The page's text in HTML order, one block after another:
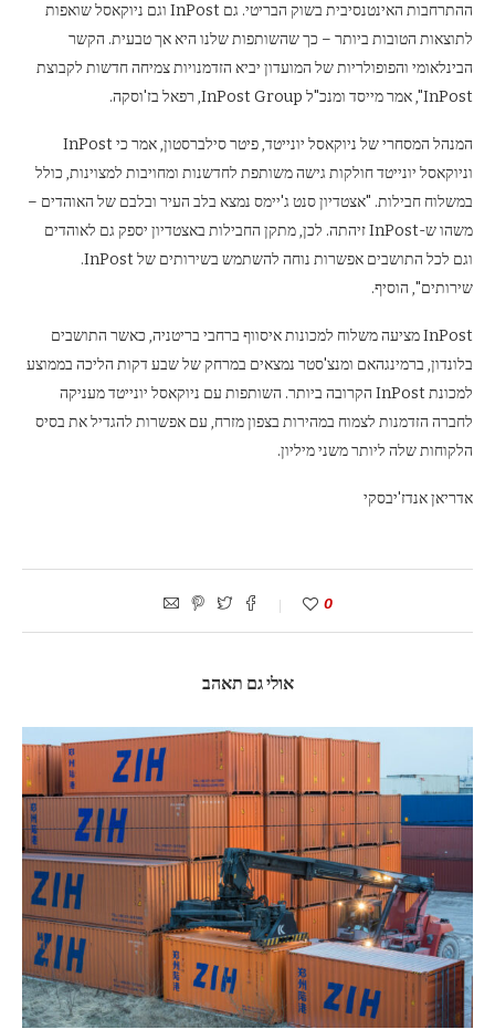
ההתרחבות האינטנסיבית בשוק הבריטי. גם InPost וגם ניוקאסל שואפות
לתוצאות הטובות ביותר – כך שהשותפות שלנו היא אך טבעית. הקשר
הבינלאומי והפופולריות של המועדון יביא הזדמנויות צמיחה חדשות לקבוצת
InPost", אמר מייסד ומנכ"ל InPost Group, רפאל בז'וסקה.
המנהל המסחרי של ניוקאסל יונייטד, פיטר סילברסטון, אמר כי InPost
וניוקאסל יונייטד חולקות גישה משותפת לחדשנות ומחויבות למצוינות, כולל
במשלוח חבילות. "אצטדיון סנט ג'יימס נמצא בלב העיר ובלבם של האוהדים –
משהו ש-InPost זיהתה. לכן, מתקן החבילות באצטדיון יספק גם לאוהדים
וגם לכל התושבים אפשרות נוחה להשתמש בשירותים של InPost.
שירותים", הוסיף.
InPost מציעה משלוח למכונות איסווף ברחבי בריטניה, כאשר התושבים
בלונדון, ברמינגהאם ומנצ'סטר נמצאים במרחק של שבע דקות הליכה בממוצע
למכונת InPost הקרובה ביותר. השותפות עם ניוקאסל יונייטד מעניקה
לחברה הזדמנות לצמוח במהירות בצפון מזרח, עם אפשרות להגדיל את בסיס
הלקוחות שלה ליותר משני מיליון.
אדריאן אנדז'יבסקי
0
אולי גם תאהב